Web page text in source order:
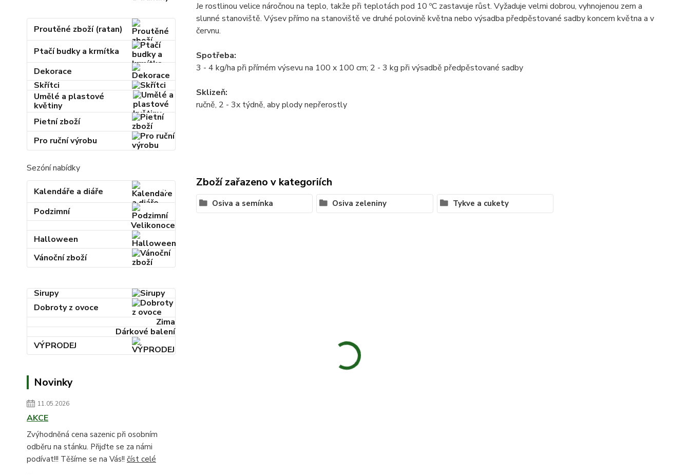
Proutěné zboží (ratan)
Ptačí budky a krmítka
Dekorace
Skřítci
Umělé a plastové
květiny
Pietní zboží
Pro ruční výrobu
Sezóní nabídky
Kalendáře a diáře
Podzimní
Velikonoce
Halloween
Vánoční zboží
Sirupy
Dobroty z ovoce
Zima
Dárkové balení
VÝPRODEJ
Novinky
11.05.2026
AKCE
Zvýhodněná cena sazenic při osobním
odběru na stánku. Přijďte se za námi
podívat!!! Těšíme se na Vás!! číst celé
Je rostlinou velice náročnou na teplo, takže při teplotách pod 10 ºC zastavuje růst. Vyžaduje velmi dobrou, vyhnojenou zem a
slunné stanoviště. Výsev přímo na stanoviště ve druhé polovině května nebo výsadba předpěstované sadby koncem května a v
červnu.
Spotřeba:
3 - 4 kg/ha při přímém výsevu na 100 x 100 cm; 2 - 3 kg při výsadbě předpěstované sadby
Sklizeň:
ručně, 2 - 3x týdně, aby plody nepřerostly
Zboží zařazeno v kategoriích
Osiva a semínka Osiva zeleniny Tykve a cukety